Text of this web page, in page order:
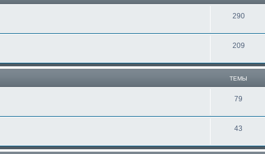
290Т
м
ы
209Т
м
ТЕМЫ
79
ы
43